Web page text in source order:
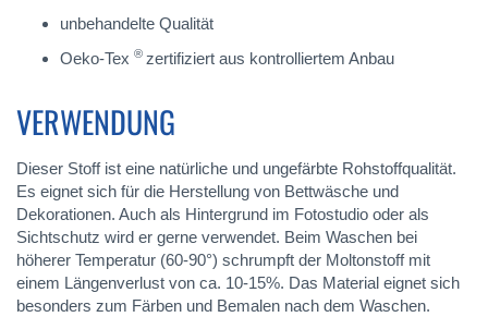
unbehandelte Qualität
Oeko-Tex ® zertifiziert aus kontrolliertem Anbau
VERWENDUNG
Dieser Stoff ist eine natürliche und ungefärbte Rohstoffqualität.
Es eignet sich für die Herstellung von Bettwäsche und
Dekorationen. Auch als Hintergrund im Fotostudio oder als
Sichtschutz wird er gerne verwendet. Beim Waschen bei
höherer Temperatur (60-90°) schrumpft der Moltonstoff mit
einem Längenverlust von ca. 10-15%. Das Material eignet sich
besonders zum Färben und Bemalen nach dem Waschen.